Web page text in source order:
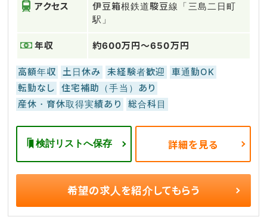
アクセス
伊豆箱根鉄道駿豆線「三島二日町
駅」
年収 約600万円～650万円
高額年収 土日休み 未経験者歓迎
車通勤OK
転勤なし
住宅補助（手当）あり
産休・育休取得実績あり
総合科目
検討リストへ保存 詳細を見る
希望の求人を紹介してもらう